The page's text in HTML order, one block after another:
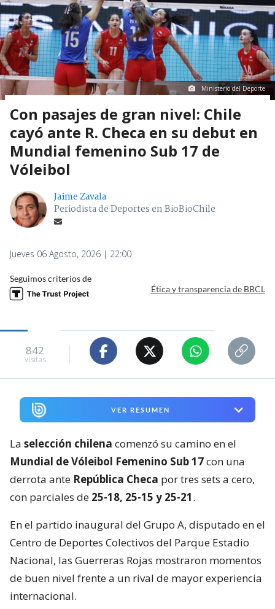
Ministerio del Deporte
Con pasajes de gran nivel: Chile
cayó ante R. Checa en su debut en
Mundial femenino Sub 17 de
Vóleibol
Jaime Zavala
Periodista de Deportes en BioBioChile
Jueves 06 Agosto, 2026 | 22:00
Seguimos criterios de
Ética y transparencia de BBCL
842
visitas
VER RESUMEN
La selección chilena comenzó su camino en el
Mundial de Vóleibol Femenino Sub 17con una
derrota ante República Checa por tres sets a cero,
con parciales de 25-18, 25-15 y 25-21.
En el partido inaugural del Grupo A, disputado en el
Centro de Deportes Colectivos del Parque Estadio
Nacional, las Guerreras Rojas mostraron momentos
de buen nivel frente a un rival de mayor experiencia
internacional.